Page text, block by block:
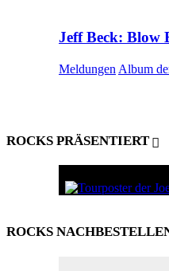
Jeff Beck: Blow
Meldungen Album
ROCKS PRÄSENTIERT
ROCKS